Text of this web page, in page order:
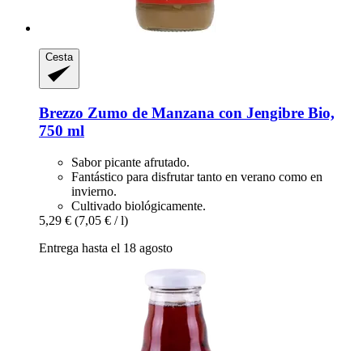
Cesta
Brezzo Zumo de Manzana con Jengibre Bio,
750 ml
Sabor picante afrutado.
Fantástico para disfrutar tanto en verano como en
invierno.
Cultivado biológicamente.
5,29 € (7,05 € / l)
Entrega hasta el 18 agosto